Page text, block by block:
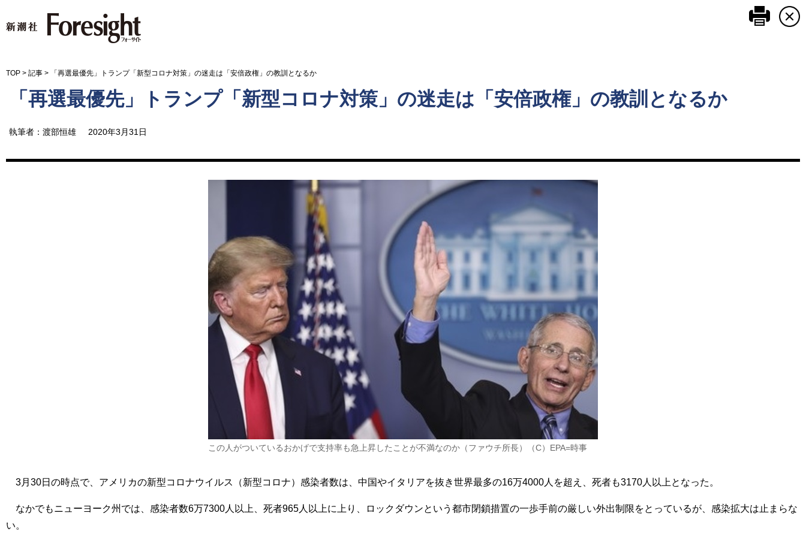
このペ
TOP > 記事 > 「再選最優先」トランプ「新型コロナ対策」の迷走は「安倍政権」の教訓となるか
「再選最優先」トランプ「新型コロナ対策」の迷走は「安倍政権」の教訓となるか
執筆者：渡部恒雄 2020年3月31日
この人がついているおかげで支持率も急上昇したことが不満なのか（ファウチ所長）（C）EPA=時事
3月30日の時点で、アメリカの新型コロナウイルス（新型コロナ）感染者数は、中国やイタリアを抜き世界最多の16万4000人を超え、死者も3170人以上となった。
なかでもニューヨーク州では、感染者数6万7300人以上、死者965人以上に上り、ロックダウンという都市閉鎖措置の一歩手前の厳しい外出制限をとっているが、感染拡大は止まらな
い。